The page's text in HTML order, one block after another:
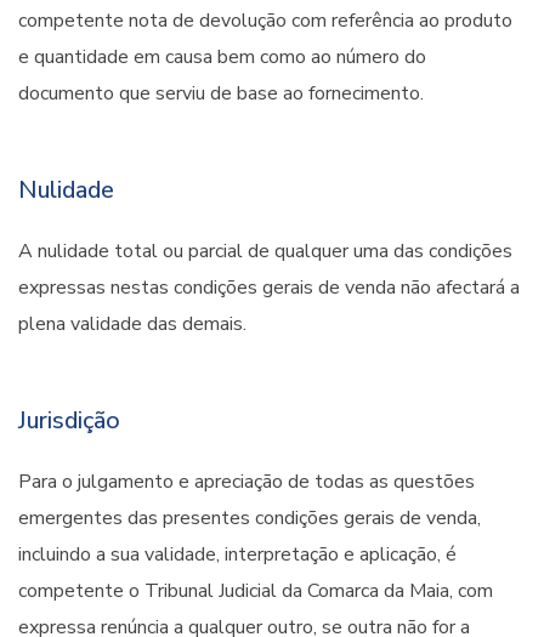
competente nota de devolução com referência ao produto
e quantidade em causa bem como ao número do
documento que serviu de base ao fornecimento.
Nulidade
A nulidade total ou parcial de qualquer uma das condições
expressas nestas condições gerais de venda não afectará a
plena validade das demais.
Jurisdição
Para o julgamento e apreciação de todas as questões
emergentes das presentes condições gerais de venda,
incluindo a sua validade, interpretação e aplicação, é
competente o Tribunal Judicial da Comarca da Maia, com
expressa renúncia a qualquer outro, se outra não for a